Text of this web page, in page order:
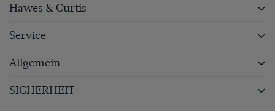
Hawes & Curtis
Service
Allgemein
SICHERHEIT